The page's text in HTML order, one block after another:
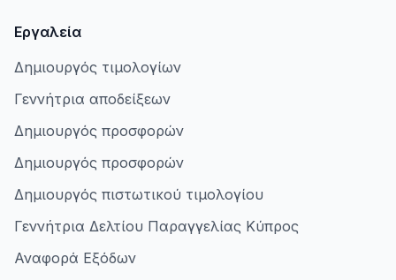
Εργαλεία
Δημιουργός τιμολογίων
Γεννήτρια αποδείξεων
Δημιουργός προσφορών
Δημιουργός προσφορών
Δημιουργός πιστωτικού τιμολογίου
Γεννήτρια Δελτίου Παραγγελίας Κύπρος
Αναφορά Εξόδων